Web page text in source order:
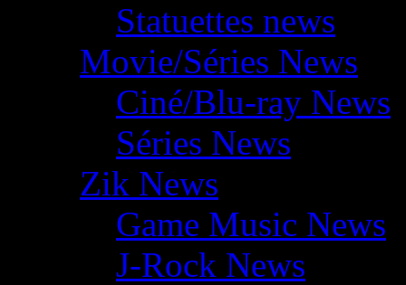
Statuettes news
Movie/Séries News
Ciné/Blu-ray News
Séries News
Zik News
Game Music News
J-Rock News